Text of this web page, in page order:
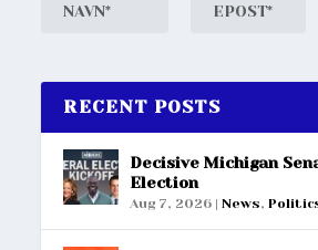
RECENT POSTS
Decisive Michigan
Election
Aug 7, 2026 |News,